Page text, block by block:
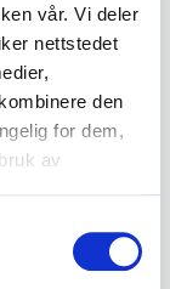
vår. Vi deler
nettstedet
den
for dem,
av